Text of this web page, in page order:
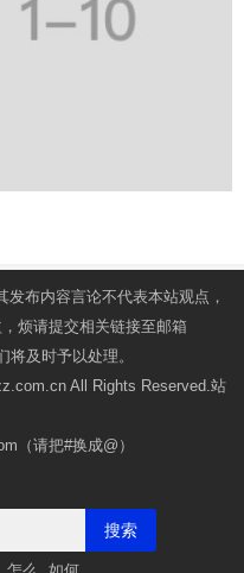
发布内容言论不代表本站观点，
烦请提交相关链接至邮箱
及时予以处理。
All Rights Reserved.站
（请把#换成@）
搜索